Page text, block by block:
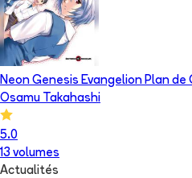
Neon Genesis Evangelion Plan
Osamu Takahashi
5.0
13 volumes
Actualités